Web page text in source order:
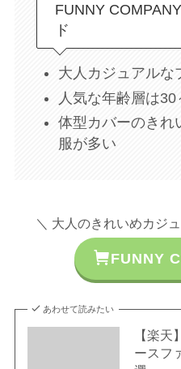
FUNNY
ド
大人カジュアルな
人気な年齢層は30
体型カバーのきれ
服が多い
＼ 大人のきれいめカジ
FUNNY
あわせて読みたい
【楽
ースフ